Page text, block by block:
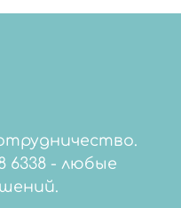
любые